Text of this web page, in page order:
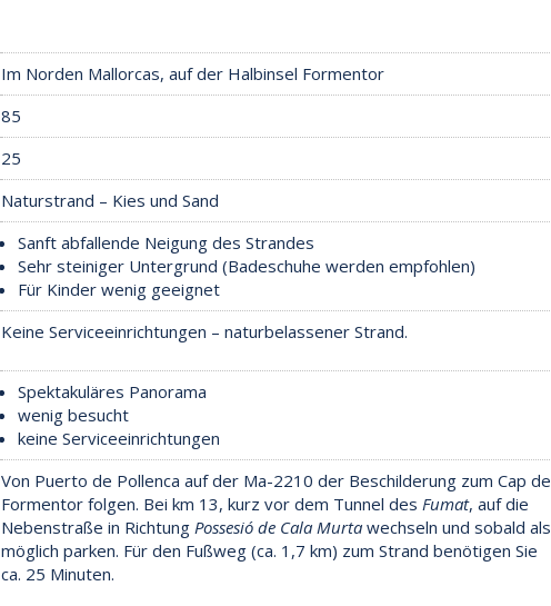
Im Norden Mallorcas, auf der Halbinsel Formentor
85
25
Naturstrand – Kies und Sand
Sanft abfallende Neigung des Strandes
Sehr steiniger Untergrund (Badeschuhe werden empfohlen)
Für Kinder wenig geeignet
Keine Serviceeinrichtungen – naturbelassener Strand.
Spektakuläres Panorama
wenig besucht
keine Serviceeinrichtungen
Von Puerto de Pollenca auf der Ma-2210 der Beschilderung zum Cap de
Formentor folgen. Bei km 13, kurz vor dem Tunnel des Fumat, auf die
Nebenstraße in Richtung Possesió de Cala Murta wechseln und sobald als
möglich parken. Für den Fußweg (ca. 1,7 km) zum Strand benötigen Sie
ca. 25 Minuten.